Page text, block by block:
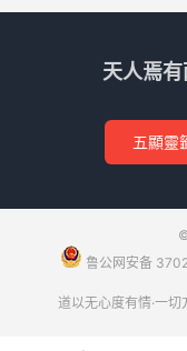
天人焉有
五顯靈
鲁公网安备
道以无心度有情·一切